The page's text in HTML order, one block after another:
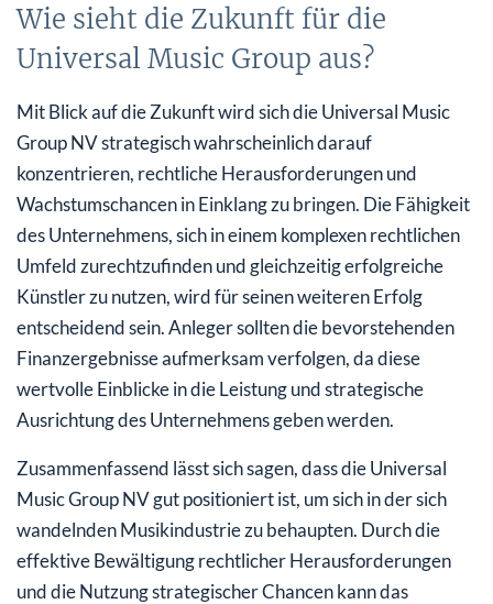
Wie sieht die Zukunft für die
Universal Music Group aus?
Mit Blick auf die Zukunft wird sich die Universal Music
Group NV strategisch wahrscheinlich darauf
konzentrieren, rechtliche Herausforderungen und
Wachstumschancen in Einklang zu bringen. Die Fähigkeit
des Unternehmens, sich in einem komplexen rechtlichen
Umfeld zurechtzufinden und gleichzeitig erfolgreiche
Künstler zu nutzen, wird für seinen weiteren Erfolg
entscheidend sein. Anleger sollten die bevorstehenden
Finanzergebnisse aufmerksam verfolgen, da diese
wertvolle Einblicke in die Leistung und strategische
Ausrichtung des Unternehmens geben werden.
Zusammenfassend lässt sich sagen, dass die Universal
Music Group NV gut positioniert ist, um sich in der sich
wandelnden Musikindustrie zu behaupten. Durch die
effektive Bewältigung rechtlicher Herausforderungen
und die Nutzung strategischer Chancen kann das